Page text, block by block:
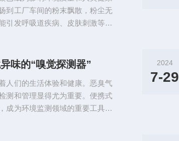
到工厂车间的粉末飘散，粉尘无
引发呼吸道疾病、皮肤刺激等多
乎都能见到它的身影。在公共场
味的“嗅觉探测器”
人们的生活体验和健康。恶臭气
测和管理显得尤为重要。便携式
成为环境监测领域的重要工具。
2024
7-29